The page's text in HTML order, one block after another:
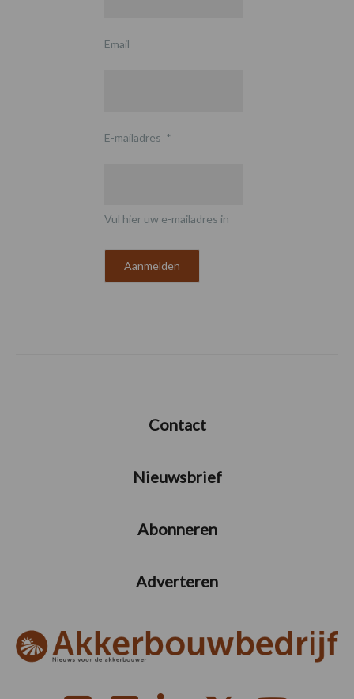
Email
E-mailadres *
Vul hier uw e-mailadres in
Contact
Nieuwsbrief
Abonneren
Adverteren